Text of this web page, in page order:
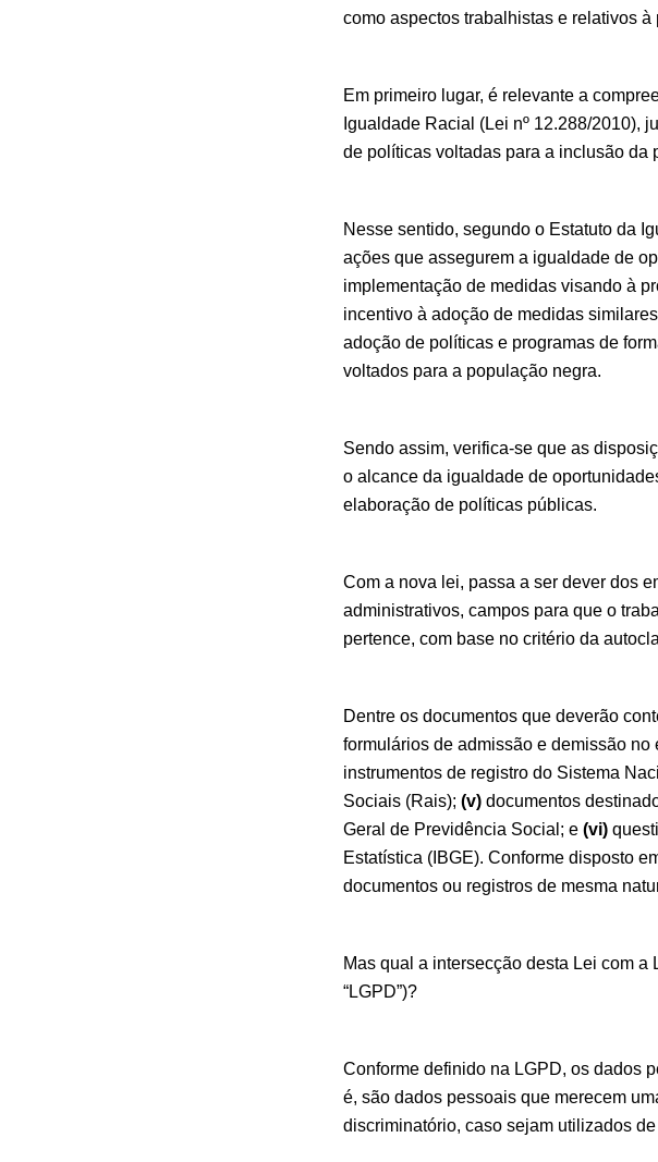
como aspectos trabalhistas e relativos
Em primeiro lugar, é relevante a
Igualdade Racial (Lei nº 12.288/2010),
de políticas voltadas para a inclusão da
Nesse sentido, segundo o Estatuto da
ações que assegurem a igualdade de
implementação de medidas visando à
incentivo à adoção de medidas
adoção de políticas e programas de
voltados para a população negra.
Sendo assim, verifica-se que as
o alcance da igualdade de
elaboração de políticas públicas.
Com a nova lei, passa a ser dever dos
administrativos, campos para que o
pertence, com base no critério da
Dentre os documentos que deverão
formulários de admissão e demissão no
instrumentos de registro do Sistema
Sociais (Rais); (v) documentos
Geral de Previdência Social; e (vi)
Estatística (IBGE). Conforme disposto
documentos ou registros de mesma
Mas qual a intersecção desta Lei com
“LGPD”)?
Conforme definido na LGPD, os dados
é, são dados pessoais que merecem
discriminatório, caso sejam utilizados